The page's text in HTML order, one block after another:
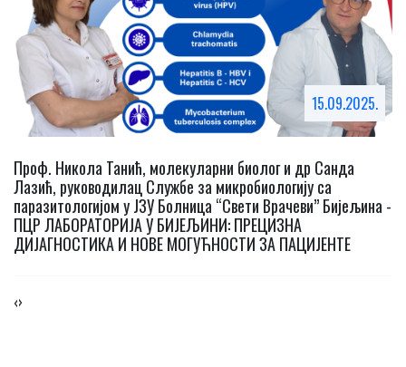
15.09.2025.
Проф. Никола Танић, молекуларни биолог и др Санда
Лазић, руководилац Службе за микробиологију са
паразитологијом у ЈЗУ Болница “Свети Врачеви” Бијељина -
ПЦР ЛАБОРАТОРИЈА У БИЈЕЉИНИ: ПРЕЦИЗНА
ДИЈАГНОСТИКА И НОВЕ МОГУЋНОСТИ ЗА ПАЦИЈЕНТЕ
‹›